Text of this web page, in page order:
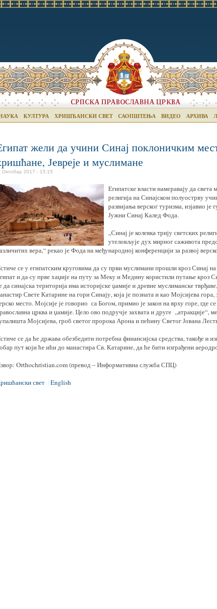
КУЛТУРА ХРИШЋАНСКИ СВЕТ САОПШТЕЊА ВИДЕО АРХИВА
жели да учини Синај поклоничким
Јевреје и муслимане
Октобар 2017 - 15:15
Египатске власти намеравају да света
религија на Синајском полуострву
развијања верског туризма, изјавио је
Јужни Синај Калед Фода.
„Синај је колевка трију светских
утеловљује дух мирног саживота
вера,“ рекао је Фода на међународној конференцији за развој
се у египатским круговима да су први муслимани прошли кроз Синај на
и да су прве хаџије на путу за Меку и Медину користили путање кроз
да синајска територија има историјске џамије и древне муслиманске
Свете Катарине на гори Синају, која је позната и као Мојсијева гора,
место. Мојсије је говорио са Богом, примио је закон на врху горе, где се
црква и џамије. Цело ово подручје захвата и друге „атракције“,
Мојсијева, гроб светог пророка Арона и пећину Светог Јована
се да ће држава обезбедити потребна финансијска средства, такође и
пут који ће ићи до манастира Св. Катарине, да ће бити изграђени
Orthochristian.com (превод – Информативна служба СПЦ)
свет
English